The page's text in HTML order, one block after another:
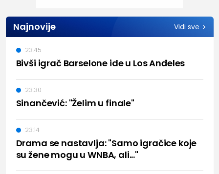
Najnovije Vidi sve
Bivši igrač Barselone ide u Los Anđeles
23:45
Sinančević: "Želim u finale"
23:30
Drama se nastavlja: "Samo igračice koje
su žene mogu u WNBA, ali..."
23:14